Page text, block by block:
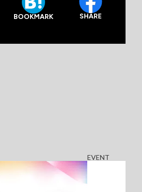
BOOKMARK SHARE
EVENT